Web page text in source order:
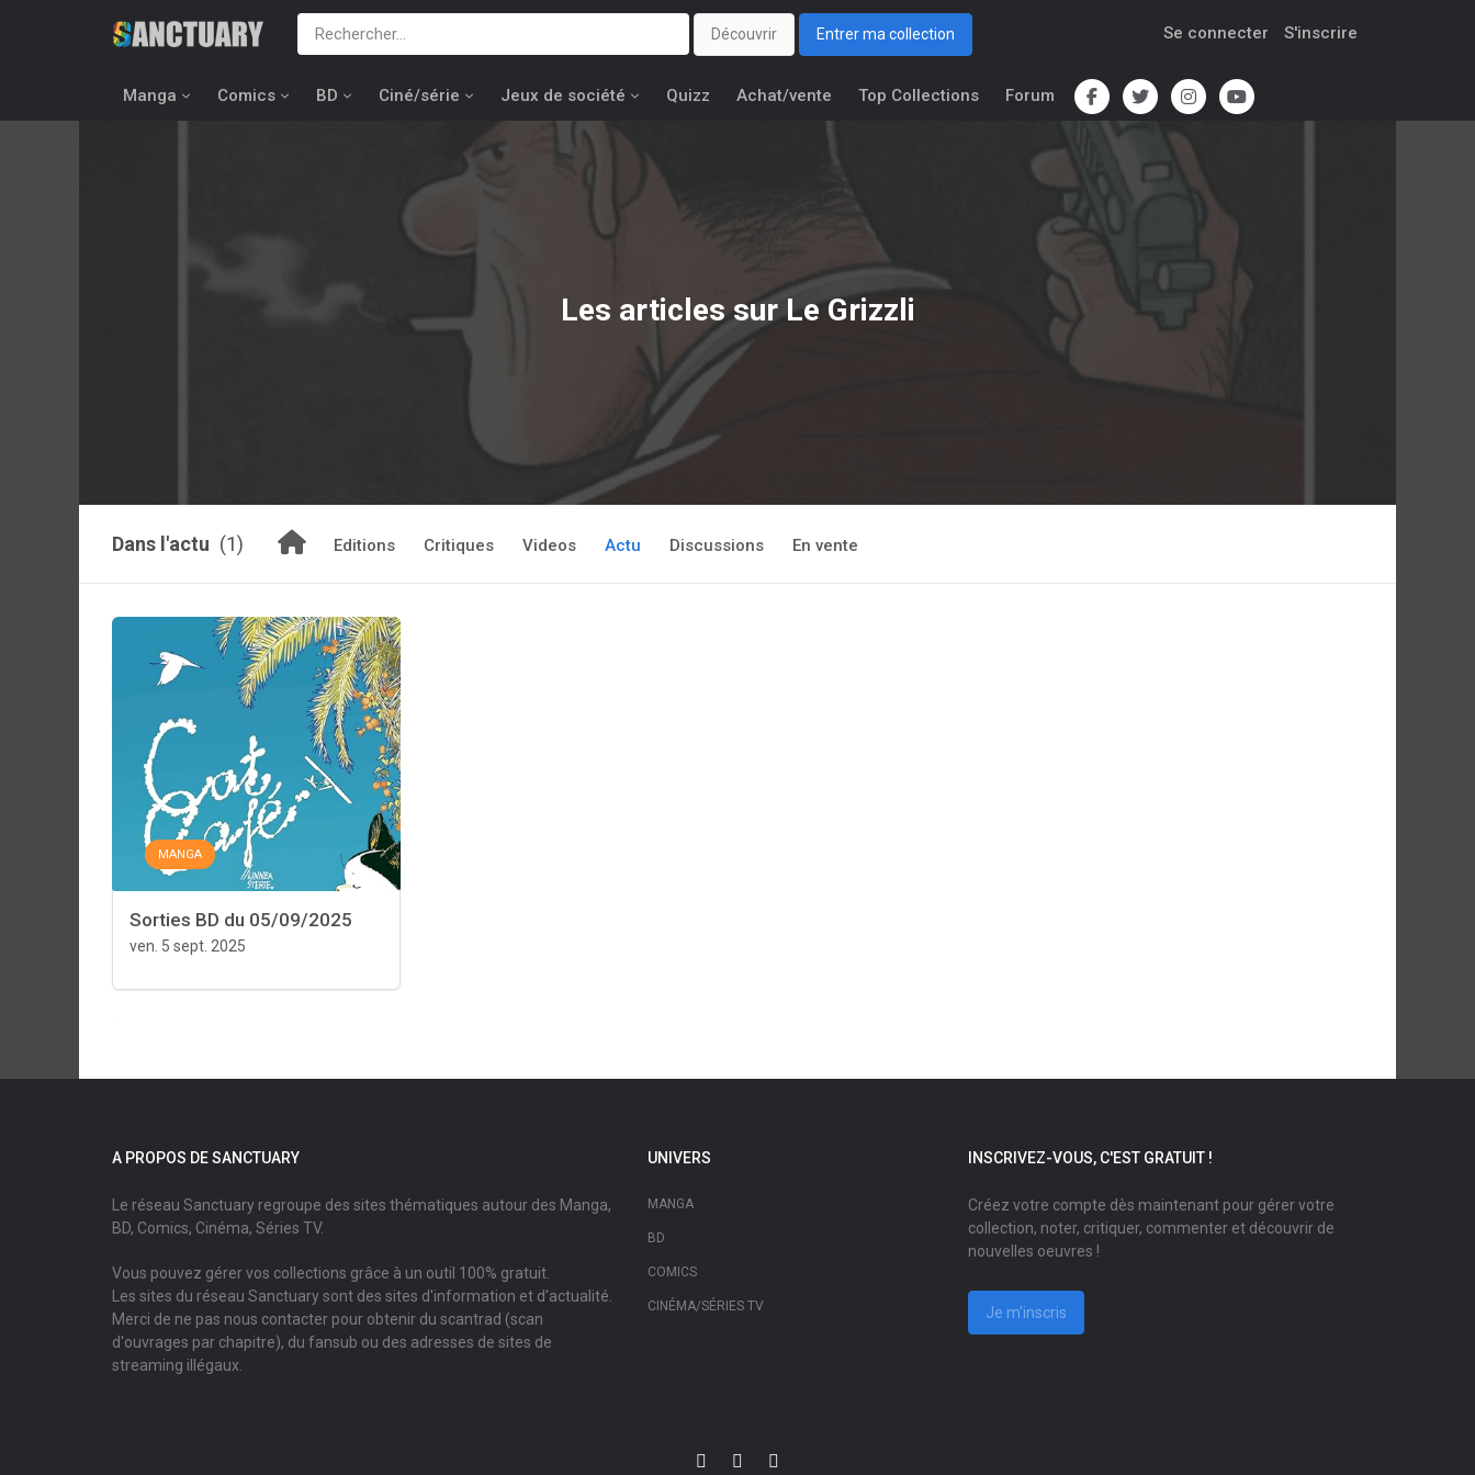
Découvrir Entrer ma collection Se connecter S'inscrire
Manga Comics BD Ciné/série Jeux de société Quizz Achat/vente Top Collections Forum
Les articles sur Le Grizzli
Dans l'actu (1) Editions Critiques Videos Actu Discussions En vente
MANGA
Sorties BD du 05/09/2025
ven. 5 sept. 2025
A PROPOS DE SANCTUARY
Le réseau Sanctuary regroupe des sites thématiques autour des Manga,
BD, Comics, Cinéma, Séries TV.
Vous pouvez gérer vos collections grâce à un outil 100% gratuit.
Les sites du réseau Sanctuary sont des sites d'information et d'actualité.
Merci de ne pas nous contacter pour obtenir du scantrad (scan
d'ouvrages par chapitre), du fansub ou des adresses de sites de
streaming illégaux.
UNIVERS
MANGA
BD
COMICS
CINÉMA/SÉRIES TV
INSCRIVEZ-VOUS, C'EST GRATUIT !
Créez votre compte dès maintenant pour gérer votre
collection, noter, critiquer, commenter et découvrir de
nouvelles oeuvres !
Je m'inscris